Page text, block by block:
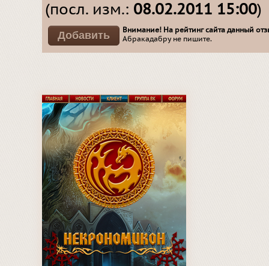
(посл. изм.: 08.02.2011 15:00)
Внимание! На рейтинг сайта данный
Абракадабру не пишите.